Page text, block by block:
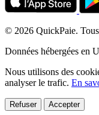
© 2026 QuickPaie.
Données hébergées en
Nous utilisons des
analyser le trafic. En
Refuser Accepter